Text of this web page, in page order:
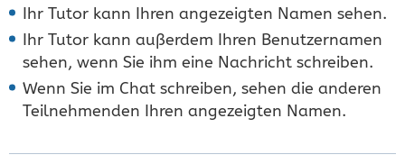
Ihr Tutor kann Ihren angezeigten Namen sehen.
Ihr Tutor kann außerdem Ihren Benutzernamen
sehen, wenn Sie ihm eine Nachricht schreiben.
Wenn Sie im Chat schreiben, sehen die anderen
Teilnehmenden Ihren angezeigten Namen.